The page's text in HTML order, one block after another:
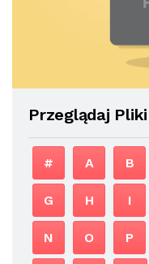
Przeglądaj
# A B
G H I
N O P